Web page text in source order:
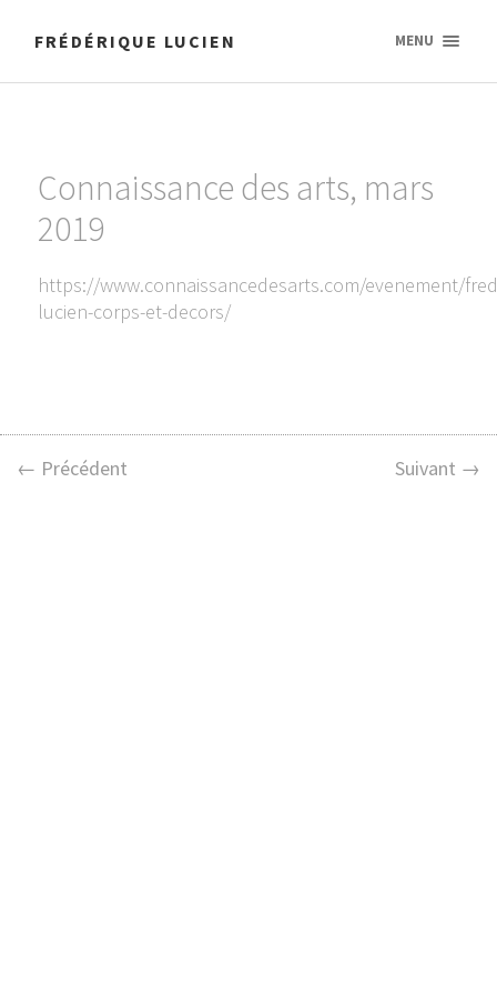
FRÉDÉRIQUE LUCIEN MENU
Connaissance des arts, mars
2019
https://www.connaissancedesarts.com/evenement/
lucien-corps-et-decors/
← Précédent Suivant →